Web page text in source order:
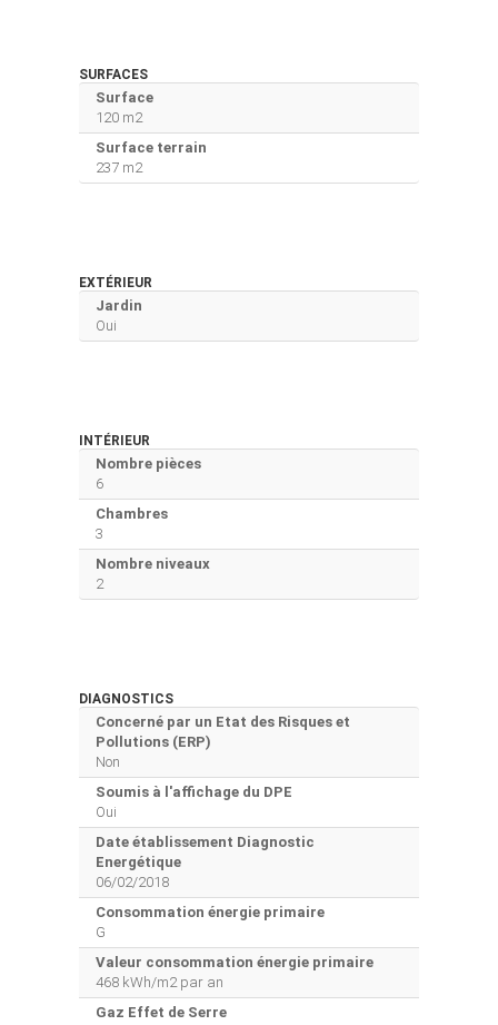
SURFACES
Surface
120 m2
Surface terrain
237 m2
EXTÉRIEUR
Jardin
Oui
INTÉRIEUR
Nombre pièces
6
Chambres
3
Nombre niveaux
2
DIAGNOSTICS
Concerné par un Etat des Risques et
Pollutions (ERP)
Non
Soumis à l'affichage du DPE
Oui
Date établissement Diagnostic
Energétique
06/02/2018
Consommation énergie primaire
G
Valeur consommation énergie primaire
468 kWh/m2 par an
Gaz Effet de Serre